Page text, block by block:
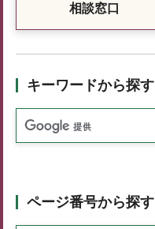
相談窓口
キーワードから探す
ページ番号から探す